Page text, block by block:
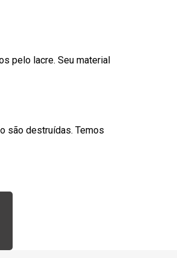
pelo lacre. Seu material
são destruídas. Temos